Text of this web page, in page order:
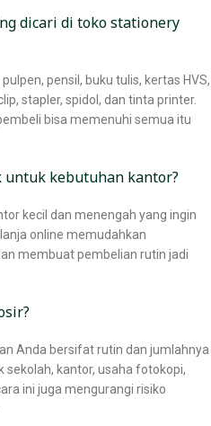
dicari di toko stationery
pensil, buku tulis, kertas HVS,
stapler, spidol, dan tinta printer.
bisa memenuhi semua itu
untuk kebutuhan kantor?
kecil dan menengah yang ingin
online memudahkan
membuat pembelian rutin jadi
Anda bersifat rutin dan jumlahnya
sekolah, kantor, usaha fotokopi,
ini juga mengurangi risiko